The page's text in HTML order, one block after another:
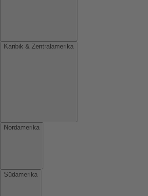
Karibik & Zentralamerika
Nordamerika
Südamerika